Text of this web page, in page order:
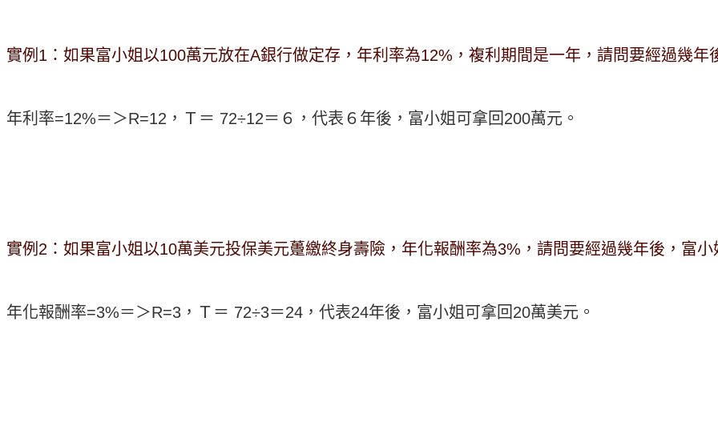
實例1：如果富小姐以100萬元放在A銀行做定存，年利率為12%，複利期間是一年，請問要經過幾年
年利率=12%＝＞R=12，Ｔ＝ 72÷12＝６，代表６年後，富小姐可拿回200萬元。
實例2：如果富小姐以10萬美元投保美元躉繳終身壽險，年化報酬率為3%，請問要經過幾年後，富
年化報酬率=3%＝＞R=3，Ｔ＝ 72÷3＝24，代表24年後，富小姐可拿回20萬美元。